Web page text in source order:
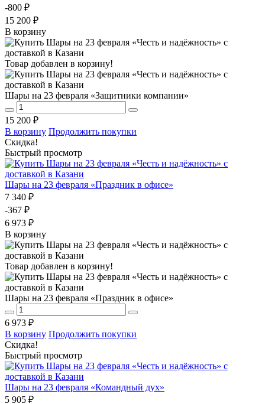
-800 ₽
15 200 ₽
В корзину
Товар добавлен в корзину!
Шары на 23 февраля «Защитники компании»
15 200 ₽
В корзину Продолжить покупки
Скидка!
Быстрый просмотр
Шары на 23 февраля «Праздник в офисе»
7 340 ₽
-367 ₽
6 973 ₽
В корзину
Товар добавлен в корзину!
Шары на 23 февраля «Праздник в офисе»
6 973 ₽
В корзину Продолжить покупки
Скидка!
Быстрый просмотр
Шары на 23 февраля «Командный дух»
5 905 ₽